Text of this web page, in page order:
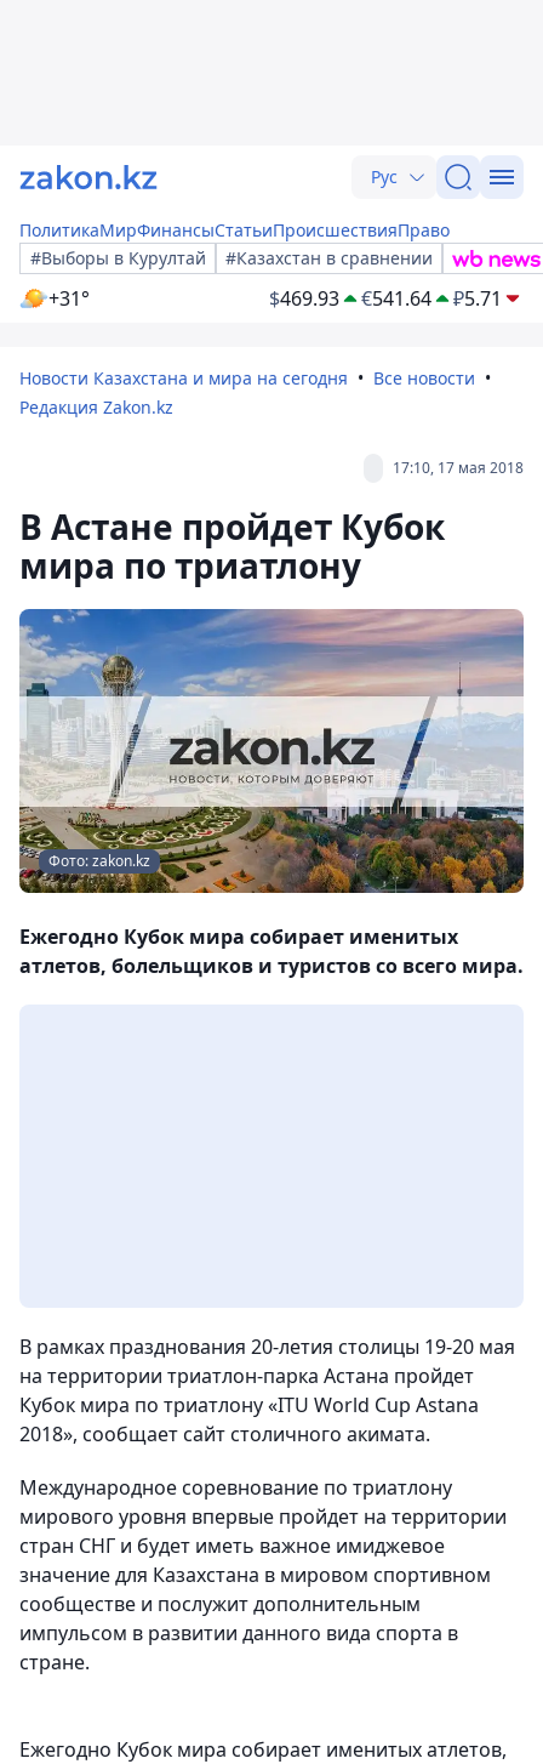
Рус
ПолитикаМирФинансыСтатьиПроисшествияПраво
#Выборы в Курултай
#Казахстан в сравнении
+31° $469.93 €541.64 ₽5.71
Новости Казахстана и мира на сегодня
Все новости
Редакция Zakon.kz
17:10, 17 мая 2018
В Астане пройдет Кубок
мира по триатлону
Фото: zakon.kz
Ежегодно Кубок мира собирает именитых
атлетов, болельщиков и туристов со всего мира.
В рамках празднования 20-летия столицы 19-20 мая
на территории триатлон-парка Астана пройдет
Кубок мира по триатлону «ITU World Cup Astana
2018», сообщает сайт столичного акимата.
Международное соревнование по триатлону
мирового уровня впервые пройдет на территории
стран СНГ и будет иметь важное имиджевое
значение для Казахстана в мировом спортивном
сообществе и послужит дополнительным
импульсом в развитии данного вида спорта в
стране.
Ежегодно Кубок мира собирает именитых атлетов,